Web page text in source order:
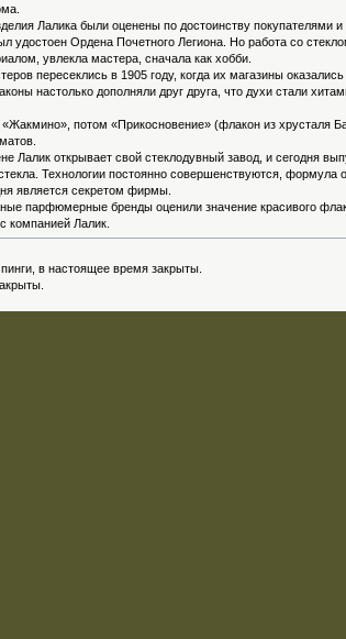
Лалика были оценены по достоинству покупателями и
удостоен Ордена Почетного Легиона. Но работа со
увлекла мастера, сначала как хобби.
пересеклись в 1905 году, когда их магазины оказались
настолько дополняли друг друга, что духи стали
потом «Прикосновение» (флакон из хрусталя
Лалик открывает свой стеклодувный завод, и сегодня
Технологии постоянно совершенствуются, формула
является секретом фирмы.
парфюмерные бренды оценили значение красивого
компанией Лалик.
в настоящее время закрыты.